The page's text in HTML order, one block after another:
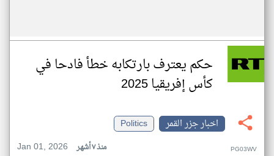
حكم يعترف بارتكابه خطأ فادحا في
كأس إفريقيا 2025
اخبار جزر القمر
Politics
Jan 01, 2026
منذ ٧ أشهر PG03WV